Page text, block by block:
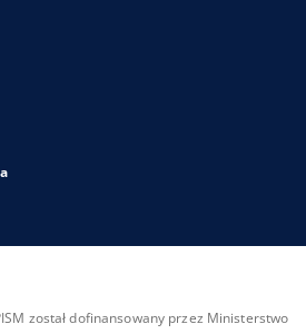
został dofinansowany przez Ministerstwo